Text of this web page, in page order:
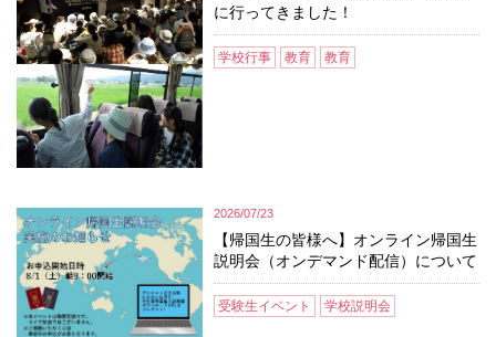
に行ってきました！
学校行事 教育 教育
2026/07/23
【帰国生の皆様へ】オンライン帰国生
説明会（オンデマンド配信）について
受験生イベント 学校説明会